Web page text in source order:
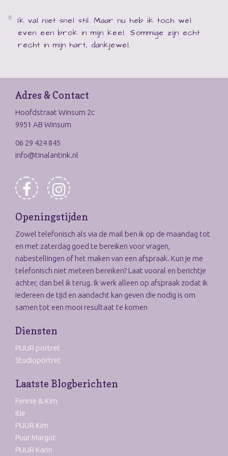
Ik val niet snel stil. Maar nu heb ik toch wel
even een brok in mijn keel. Sommige zijn echt
recht in mijn hart, dankjewel.
Adres & Contact
Hoofdstraat Winsum 2c
9951 AB Winsum
06 29 424 845
info@tinalantink.nl
Openingstijden
Zowel telefonisch als via de mail ben ik op de maandag tot
en met zaterdag goed te bereiken voor vragen,
nabestellingen of het maken van een afspraak. Kun je me
telefonisch niet meteen bereiken? Laat vooral en berichtje
achter, dan bel ik terug. Ik werk alleen op afspraak zodat ik
iedereen de tijd en aandacht kan geven die nodig is om
samen tot een mooi resultaat te komen
Diensten
PUUR portret
Studioportret
Laatste Blogberichten
Fennie & Kim
Itie
PUUR Kim
Puur Margot
PUUR Karin